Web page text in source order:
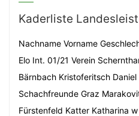
Kaderliste
Nachname Vorname
Elo Int. 01/21 Verein
Bärnbach Kristoferitsch Daniel
Schachfreunde Graz
Fürstenfeld Katter Katharina